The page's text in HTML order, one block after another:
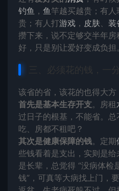
钓鱼 ， 鱼 竿越买越贵；有人
贵；有人打游戏 ， 皮肤、 装
攒下来，说不定够交半年
好，只是别让爱好变成负担。
三、必须花的钱，一
该省的省，该花的也得大方
首先是基本生存开支。房租
过日子的根基，不能省。
吃、房都不租吧？
其次是健康保障的钱。定期
些钱看着是支出，实则是
是长辈，总觉得 “没病体检
钱”，可真等大病找上门，